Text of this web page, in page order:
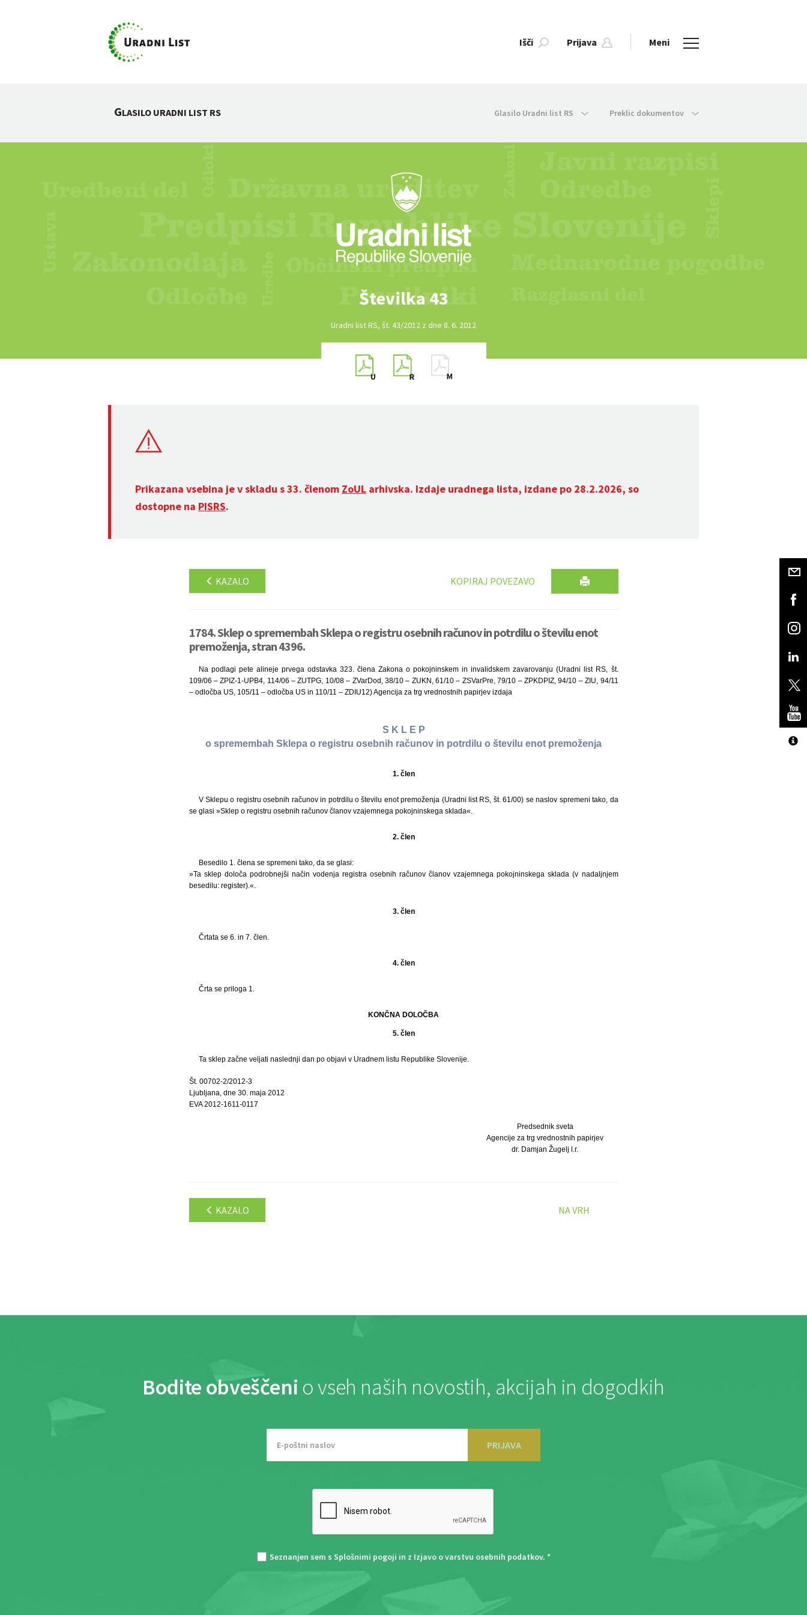
Išči Prijava Meni
GLASILO URADNI LIST RS Glasilo Uradni list RS Preklic dokumentov
Številka 43
Uradni list RS, št. 43/2012 z dne 8. 6. 2012
Prikazana vsebina je v skladu s 33. členom ZoUL arhivska. Izdaje uradnega lista, izdane po 28.2.2026, so
dostopne na PISRS.
KAZALO KOPIRAJ POVEZAVO
1784. Sklep o spremembah Sklepa o registru osebnih računov in potrdilu o številu enot
premoženja, stran 4396.
Na podlagi pete alineje prvega odstavka 323. člena Zakona o pokojninskem in invalidskem zavarovanju (Uradni list RS, št.
109/06 – ZPIZ-1-UPB4, 114/06 – ZUTPG, 10/08 – ZVarDod, 38/10 – ZUKN, 61/10 – ZSVarPre, 79/10 – ZPKDPIZ, 94/10 – ZIU, 94/11
– odločba US, 105/11 – odločba US in 110/11 – ZDIU12) Agencija za trg vrednostnih papirjev izdaja
S K L E P
o spremembah Sklepa o registru osebnih računov in potrdilu o številu enot premoženja
1. člen
V Sklepu o registru osebnih računov in potrdilu o številu enot premoženja (Uradni list RS, št. 61/00) se naslov spremeni tako, da
se glasi »Sklep o registru osebnih računov članov vzajemnega pokojninskega sklada«.
2. člen
Besedilo 1. člena se spremeni tako, da se glasi:
»Ta sklep določa podrobnejši način vodenja registra osebnih računov članov vzajemnega pokojninskega sklada (v nadaljnjem
besedilu: register).«.
3. člen
Črtata se 6. in 7. člen.
4. člen
Črta se priloga 1.
KONČNA DOLOČBA
5. člen
Ta sklep začne veljati naslednji dan po objavi v Uradnem listu Republike Slovenije.
Št. 00702-2/2012-3
Ljubljana, dne 30. maja 2012
EVA 2012-1611-0117
Predsednik sveta
Agencije za trg vrednostnih papirjev
dr. Damjan Žugelj l.r.
KAZALO NA VRH
Bodite obveščeni o vseh naših novostih, akcijah in dogodkih
PRIJAVA
Seznanjen sem s Splošnimi pogoji in z Izjavo o varstvu osebnih podatkov. *